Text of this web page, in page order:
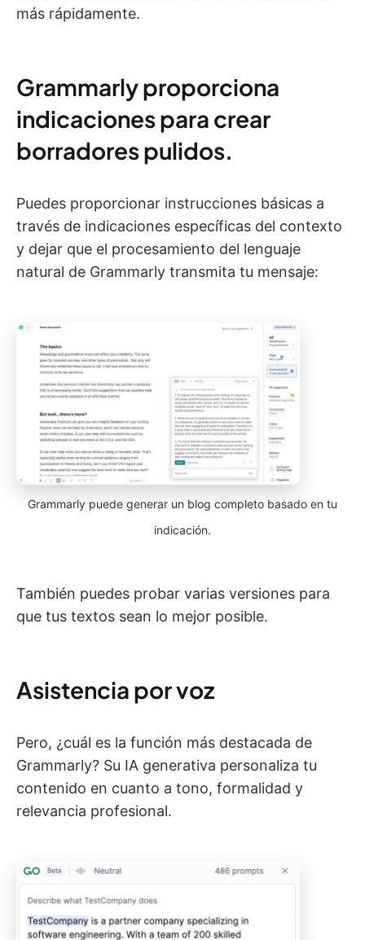
más rápidamente.
Grammarly proporciona
indicaciones para crear
borradores pulidos.
Puedes proporcionar instrucciones básicas a
través de indicaciones específicas del contexto
y dejar que el procesamiento del lenguaje
natural de Grammarly transmita tu mensaje:
Grammarly puede generar un blog completo basado en tu
indicación.
También puedes probar varias versiones para
que tus textos sean lo mejor posible.
Asistencia por voz
Pero, ¿cuál es la función más destacada de
Grammarly? Su IA generativa personaliza tu
contenido en cuanto a tono, formalidad y
relevancia profesional.